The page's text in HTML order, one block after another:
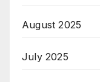
August 2025
July 2025